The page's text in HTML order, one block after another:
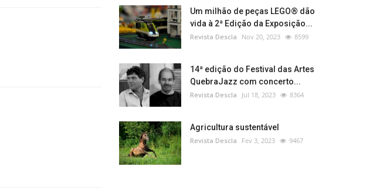
Um milhão de peças LEGO® dão
vida à 2ª Edição da Exposição...
Revista Descla Nov 20, 2023 8599
14ª edição do Festival das Artes
QuebraJazz com concerto...
Revista Descla Jul 18, 2023 8364
Agricultura sustentável
Revista Descla Fev 3, 2023 9467